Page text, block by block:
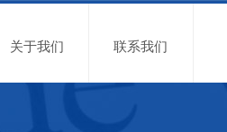
关于我们 联系我们